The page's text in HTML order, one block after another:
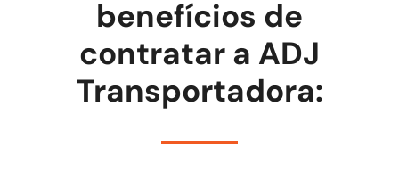
benefícios de
contratar a ADJ
Transportadora: